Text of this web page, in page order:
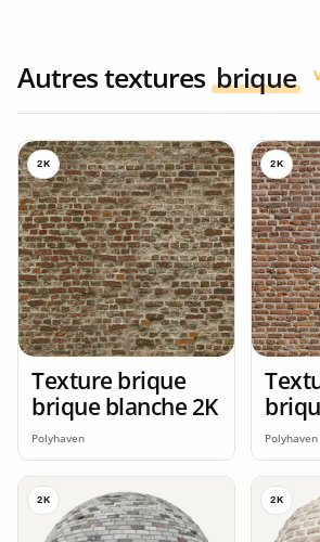
Autres textures brique
2K
Texture brique
brique blanche 2K
Polyhaven
2K
Polyhaven
2K 2K